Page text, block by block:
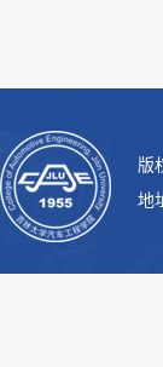
版
地